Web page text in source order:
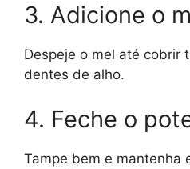
3. Adicione o
Despeje o mel até cobrir
dentes de alho.
4. Feche o
Tampe bem e mantenha